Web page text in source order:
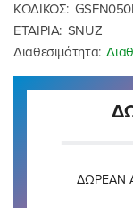
ΚΩΔΙΚΟΣ:
ΕΤΑΙΡΙΑ: SNUZ
Διαθεσιμότητα:
ΔΩΡΕΆΝ